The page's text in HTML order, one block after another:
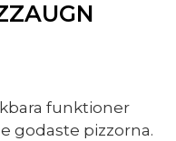
funktioner
godaste pizzorna.